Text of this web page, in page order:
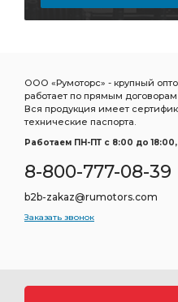
ООО «Румоторс» - крупный
работает по прямым
Вся продукция имеет
технические паспорта.
Работаем ПН-ПТ c 8:00 до
8-800-777-08-39
b2b-zakaz@rumotors.com
Заказать звонок